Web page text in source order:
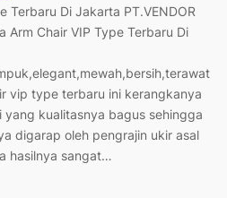
Terbaru Di Jakarta PT.VENDOR
Arm Chair VIP Type Terbaru Di
vip type terbaru ini kerangkanya
kualitasnya bagus sehingga
digarap oleh pengrajin ukir asal
hasilnya sangat…